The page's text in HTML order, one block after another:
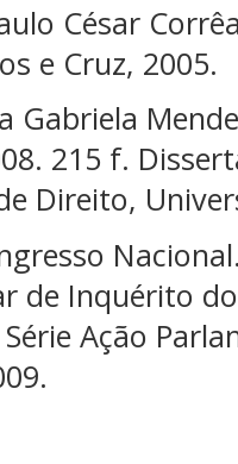
César
e Cruz, 2005.
Gabriela
215 f.
Direito,
de Inquérito
Ação